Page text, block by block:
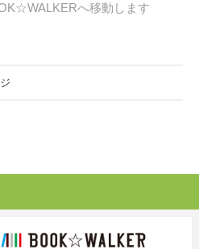
へ移動します